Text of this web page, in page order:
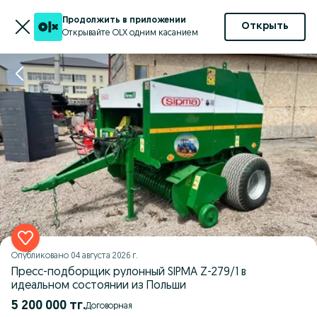
Продолжить в приложении
Открывайте OLX одним касанием
Открыть
Опубликовано 04 августа 2026 г.
Пресс-подборщик рулонный SIPMA Z-279/1 в
идеальном состоянии из Польши
5 200 000 тг. Договорная